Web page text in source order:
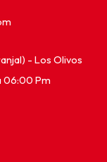
- Los Olivos
06:00 Pm